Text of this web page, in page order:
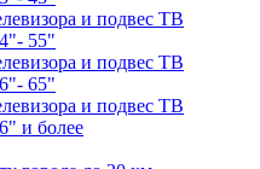
и подвес ТВ
55"
и подвес ТВ
65"
и подвес ТВ
и более